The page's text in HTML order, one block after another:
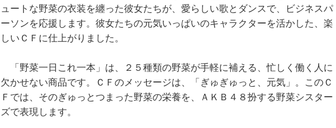
ュートな野菜の衣装を纏った彼女たちが、愛らしい歌とダンスで、ビジネスパ
ーソンを応援します。彼女たちの元気いっぱいのキャラクターを活かした、楽
しいＣＦに仕上がりました。
「野菜一日これ一本」は、２５種類の野菜が手軽に補える、忙しく働く人に
欠かせない商品です。ＣＦのメッセージは、「ぎゅぎゅっと、元気」。このＣ
Ｆでは、そのぎゅっとつまった野菜の栄養を、ＡＫＢ４８扮する野菜シスター
ズで表現します。